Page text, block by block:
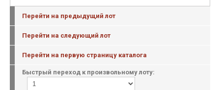
Перейти на предыдущий лот
Перейти на следующий лот
Перейти на первую страницу каталога
Быстрый переход к произвольному лоту: